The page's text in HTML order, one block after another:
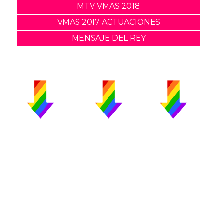
MTV VMAS 2018
VMAS 2017 ACTUACIONES
MENSAJE DEL REY